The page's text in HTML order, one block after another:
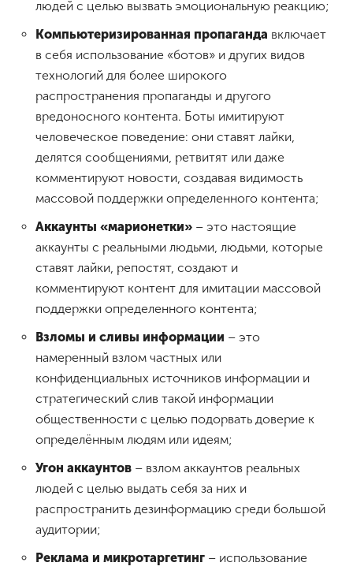
людей с целью вызвать эмоциональную реакцию;
Компьютеризированная пропаганда включает
в себя использование «ботов» и других видов
технологий для более широкого
распространения пропаганды и другого
вредоносного контента. Боты имитируют
человеческое поведение: они ставят лайки,
делятся сообщениями, ретвитят или даже
комментируют новости, создавая видимость
массовой поддержки определенного контента;
Аккаунты «марионетки» – это настоящие
аккаунты с реальными людьми, людьми, которые
ставят лайки, репостят, создают и
комментируют контент для имитации массовой
поддержки определенного контента;
Взломы и сливы информации – это
намеренный взлом частных или
конфиденциальных источников информации и
стратегический слив такой информации
общественности с целью подорвать доверие к
определённым людям или идеям;
Угон аккаунтов – взлом аккаунтов реальных
людей с целью выдать себя за них и
распространить дезинформацию среди большой
аудитории;
Реклама и микротаргетинг – использование